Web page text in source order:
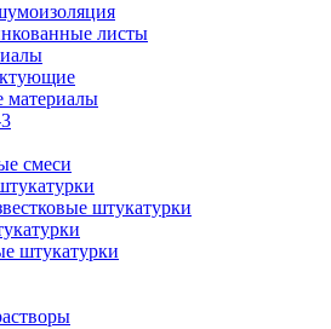
листы
материалы
смеси
штукатурки
штукатурки